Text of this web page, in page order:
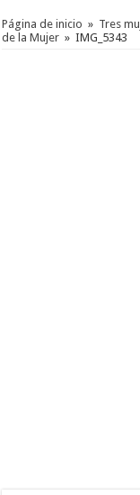
Página de inicio » Tres
de la Mujer » IMG_5343